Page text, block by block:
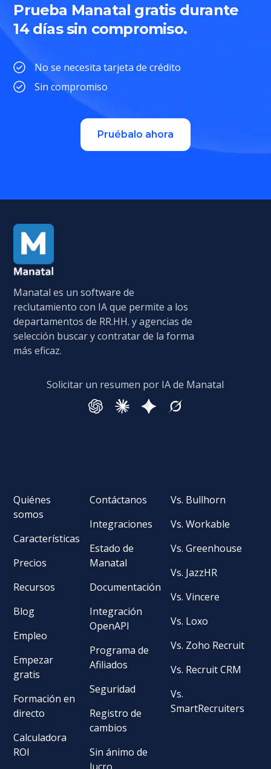
Prueba Manatal gratis durante
14 días sin compromiso.
No se necesita tarjeta de crédito
Sin compromiso
Pruébalo ahora
Manatal es un software de
reclutamiento con IA que permite a los
departamentos de RR.HH. y agencias de
selección buscar y contratar de la forma
más eficaz.
Solicitar un resumen por IA de Manatal
Quiénes
somos
Características
Precios
Recursos
Blog
Empleo
Empezar
gratis
Formación en
directo
Calculadora
ROI
Contáctanos
Integraciones
Estado de
Manatal
Documentación
Integración
OpenAPI
Programa de
Afiliados
Seguridad
Registro de
cambios
Sin ánimo de
Vs. Bullhorn
Vs. Workable
Vs. Greenhouse
Vs. JazzHR
Vs. Vincere
Vs. Loxo
Vs. Zoho Recruit
Vs. Recruit CRM
Vs.
SmartRecruiters